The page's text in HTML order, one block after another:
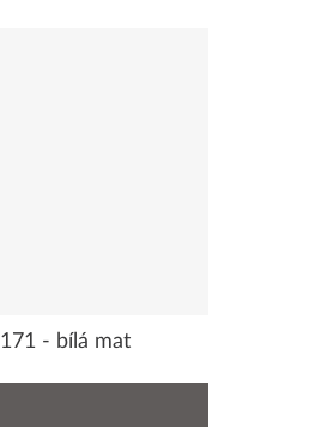
171 - bílá mat